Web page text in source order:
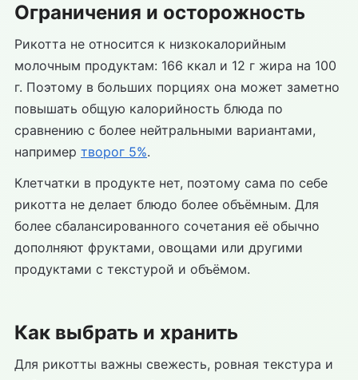
Ограничения и осторожность
Рикотта не относится к низкокалорийным
молочным продуктам: 166 ккал и 12 г жира на 100
г. Поэтому в больших порциях она может заметно
повышать общую калорийность блюда по
сравнению с более нейтральными вариантами,
например творог 5%.
Клетчатки в продукте нет, поэтому сама по себе
рикотта не делает блюдо более объёмным. Для
более сбалансированного сочетания её обычно
дополняют фруктами, овощами или другими
продуктами с текстурой и объёмом.
Как выбрать и хранить
Для рикотты важны свежесть, ровная текстура и